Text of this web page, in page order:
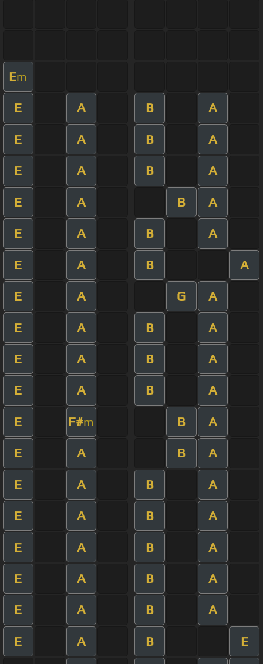
Em
E A B A
E A B A
E A B A
E A B A
E A B A
E A B A
E A G A
E A B A
E A B A
E A B A
E F#m B A
E A B A
E A B A
E A B A
E A B A
E A B A
E A B A
E A B E